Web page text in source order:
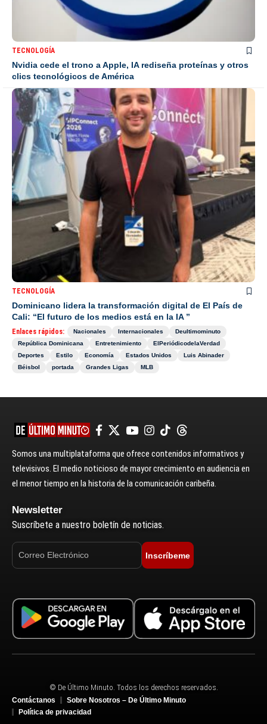
TECNOLOGÍA
Nvidia cede el trono a Apple, IA rediseña proteínas y otros
clics tecnológicos de América
TECNOLOGÍA
Dominicano lidera la transformación digital de El País de
Cali: “El futuro de los medios está en la IA ”
Enlaces rápidos: Nacionales Internacionales
Deultimominuto
República Dominicana
Entretenimiento
ElPeriódicodelaVerdad
Deportes
Estilo Economía Estados Unidos
Luis Abinader
Béisbol
portada Grandes Ligas MLB
Somos una multiplataforma que ofrece contenidos informativos y
televisivos. El medio noticioso de mayor crecimiento en audiencia en
el menor tiempo en la historia de la comunicación caribeña.
Newsletter
Suscríbete a nuestro boletín de noticias.
Inscríbeme
© De Último Minuto. Todos los derechos reservados.
Contáctanos
Sobre Nosotros – De Último Minuto
Política de privacidad